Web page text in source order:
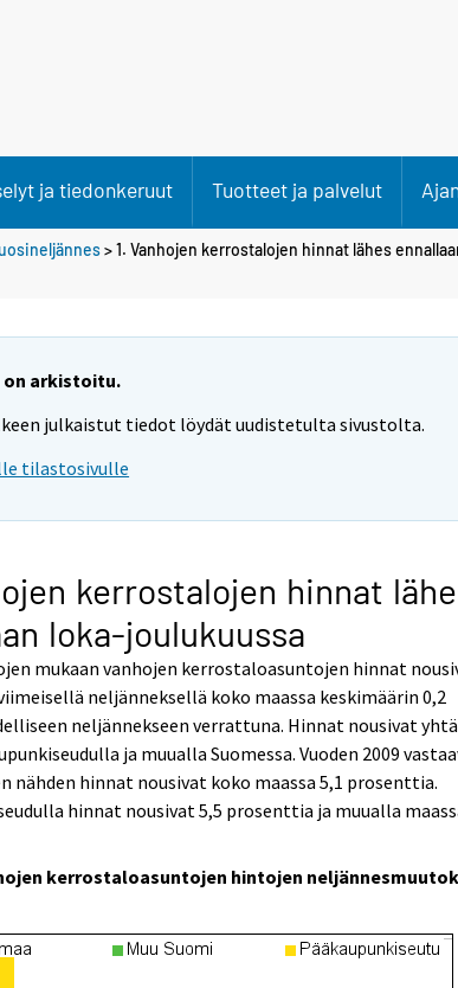
ja tiedonkeruut Tuotteet ja palvelut
> 1. Vanhojen kerrostalojen hinnat lähes
on arkistoitu.
julkaistut tiedot löydät uudistetulta sivustolta.
tilastosivulle
kerrostalojen hinnat
loka-joulukuussa
mukaan vanhojen kerrostaloasuntojen hinnat
neljänneksellä koko maassa keskimäärin 0,2
neljännekseen verrattuna. Hinnat nousivat yhtä
ja muualla Suomessa. Vuoden 2009
nähden hinnat nousivat koko maassa 5,1 prosenttia.
hinnat nousivat 5,5 prosenttia ja muualla
kerrostaloasuntojen hintojen